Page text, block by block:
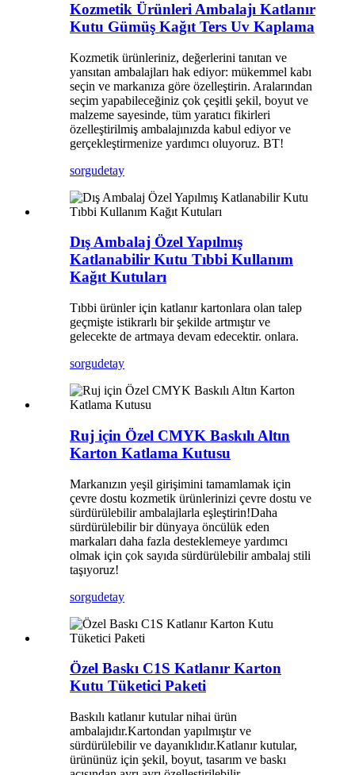
Kozmetik Ürünleri Ambalajı Katlanır
Kutu Gümüş Kağıt Ters Uv Kaplama
Kozmetik ürünleriniz, değerlerini tanıtan ve
yansıtan ambalajları hak ediyor: mükemmel kabı
seçin ve markanıza göre özelleştirin. Aralarından
seçim yapabileceğiniz çok çeşitli şekil, boyut ve
malzeme sayesinde, tüm yaratıcı fikirleri
özelleştirilmiş ambalajınızda kabul ediyor ve
gerçekleştirmenize yardımcı oluyoruz. BT!
sorgudetay
Dış Ambalaj Özel Yapılmış
Katlanabilir Kutu Tıbbi Kullanım
Kağıt Kutuları
Tıbbi ürünler için katlanır kartonlara olan talep
geçmişte istikrarlı bir şekilde artmıştır ve
gelecekte de artmaya devam edecektir. onlara.
sorgudetay
Ruj için Özel CMYK Baskılı Altın
Karton Katlama Kutusu
Markanızın yeşil girişimini tamamlamak için
çevre dostu kozmetik ürünlerinizi çevre dostu ve
sürdürülebilir ambalajlarla eşleştirin!Daha
sürdürülebilir bir dünyaya öncülük eden
markaları daha fazla desteklemeye yardımcı
olmak için çok sayıda sürdürülebilir ambalaj stili
taşıyoruz!
sorgudetay
Özel Baskı C1S Katlanır Karton
Kutu Tüketici Paketi
Baskılı katlanır kutular nihai ürün
ambalajıdır.Kartondan yapılmıştır ve
sürdürülebilir ve dayanıklıdır.Katlanır kutular,
ürününüz için şekil, boyut, tasarım ve baskı